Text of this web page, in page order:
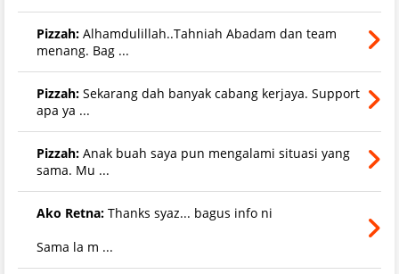
Pizzah: Alhamdulillah..Tahniah Abadam dan team
menang. Bag ...
Pizzah: Sekarang dah banyak cabang kerjaya. Support
apa ya ...
Pizzah: Anak buah saya pun mengalami situasi yang
sama. Mu ...
Ako Retna: Thanks syaz... bagus info ni
Sama la m ...